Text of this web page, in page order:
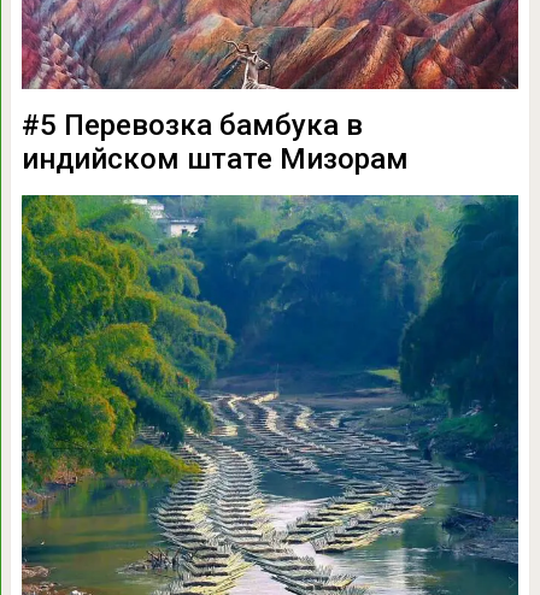
#5 Перевозка бамбука в
индийском штате Мизорам